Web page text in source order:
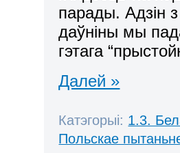
парады. Адзін
даўніны мы
гэтага
Далей »
Катэгорыі: 1.3.
Польскае